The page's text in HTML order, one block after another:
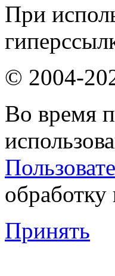
При
© 2004-
Во время
Принять